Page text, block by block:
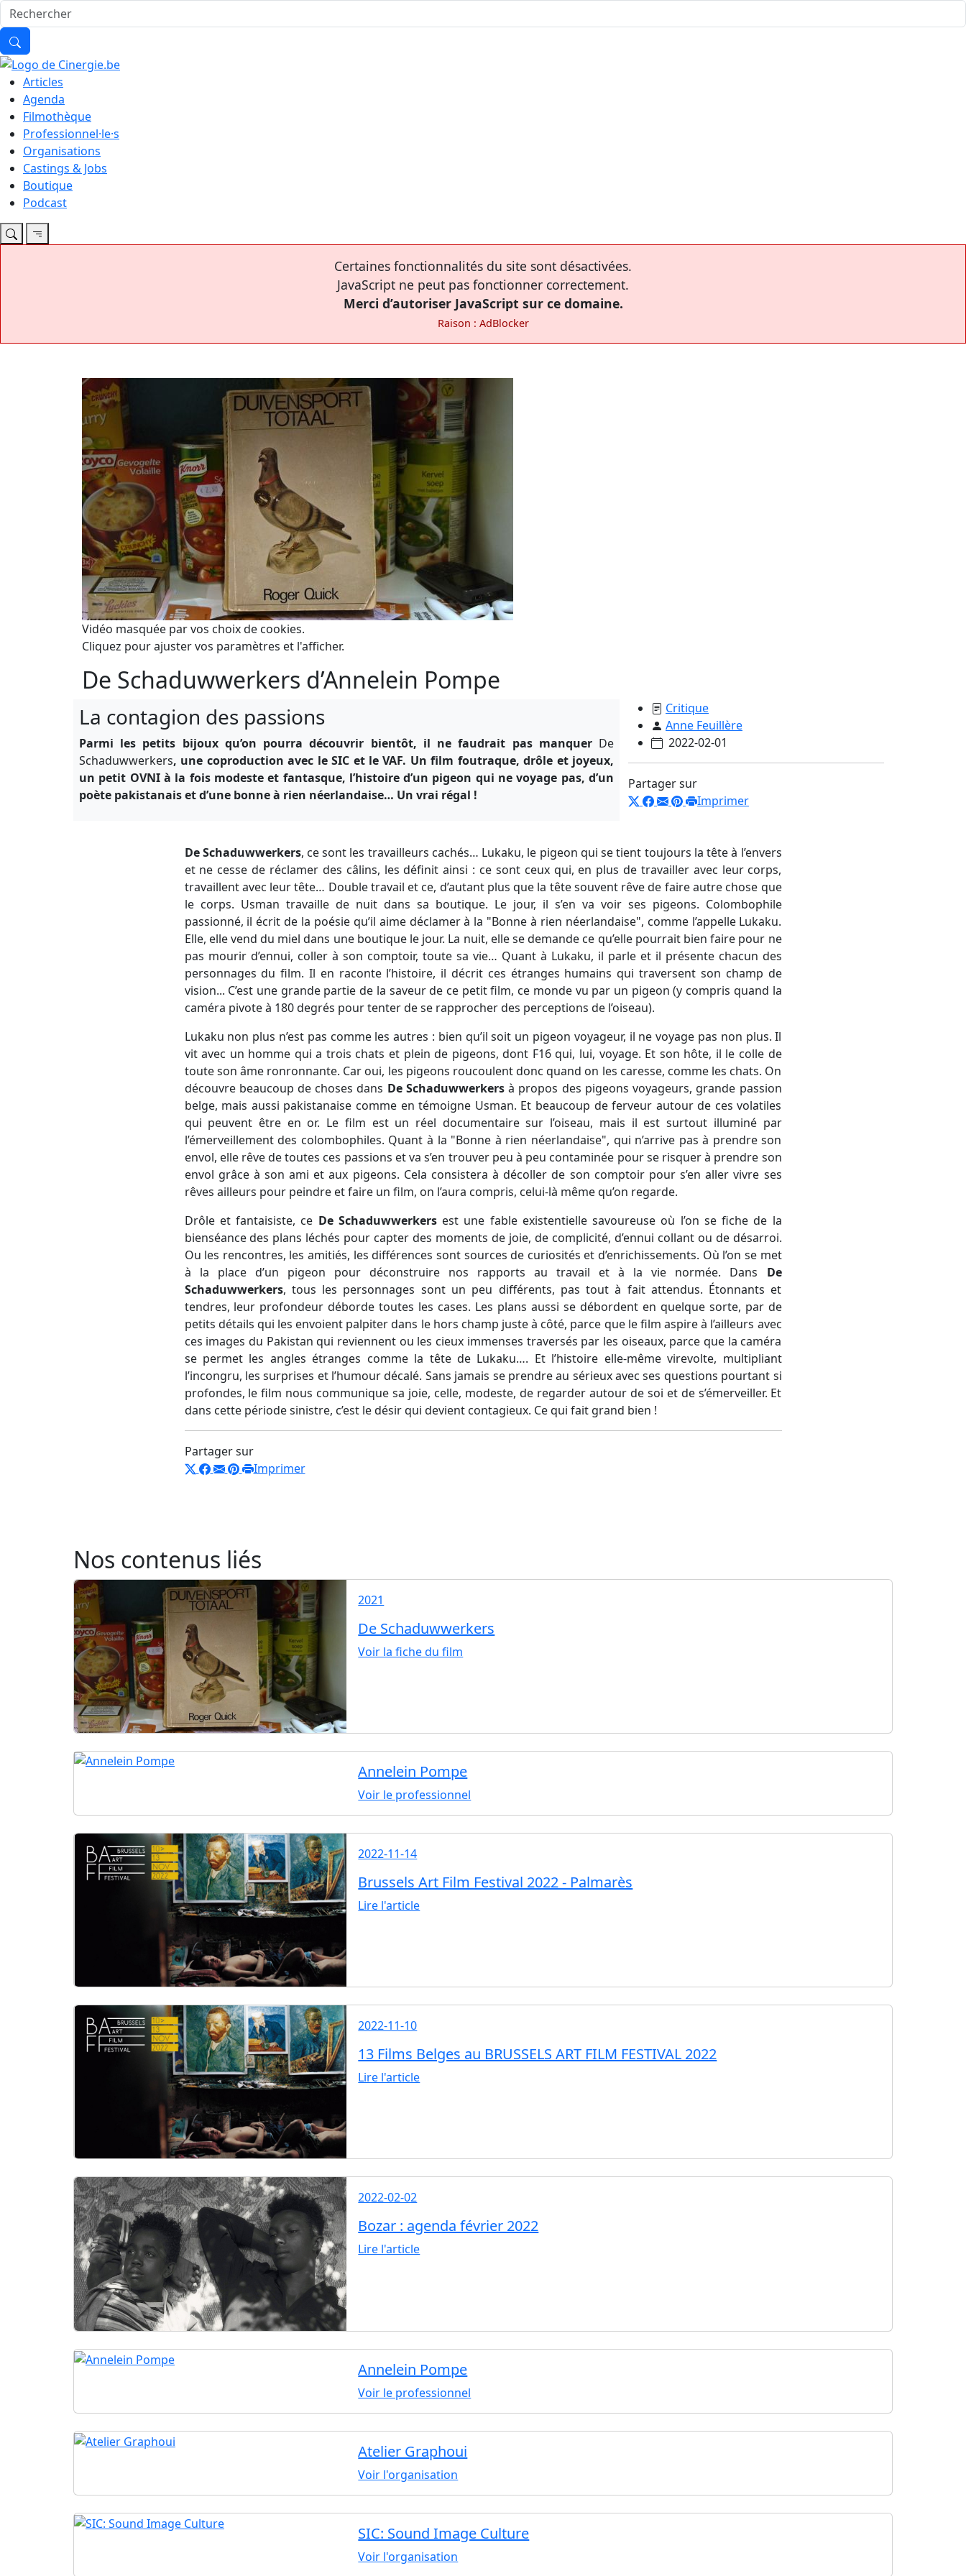
Articles
Agenda
Filmothèque
Professionnel·le·s
Organisations
Castings & Jobs
Boutique
Podcast
Certaines fonctionnalités du site sont désactivées.
JavaScript ne peut pas fonctionner correctement.
Merci d’autoriser JavaScript sur ce domaine.
Raison : AdBlocker
Vidéo masquée par vos choix de cookies.
Cliquez pour ajuster vos paramètres et l'afficher.
De Schaduwwerkers d’Annelein Pompe
La contagion des passions
Parmi les petits bijoux qu’on pourra découvrir bientôt, il ne faudrait pas manquer De
Schaduwwerkers, une coproduction avec le SIC et le VAF. Un film foutraque, drôle et joyeux,
un petit OVNI à la fois modeste et fantasque, l’histoire d’un pigeon qui ne voyage pas, d’un
poète pakistanais et d’une bonne à rien néerlandaise… Un vrai régal !
Critique
Anne Feuillère
2022-02-01
Partager sur
Imprimer
De Schaduwwerkers, ce sont les travailleurs cachés… Lukaku, le pigeon qui se tient toujours la tête à l’envers
et ne cesse de réclamer des câlins, les définit ainsi : ce sont ceux qui, en plus de travailler avec leur corps,
travaillent avec leur tête… Double travail et ce, d’autant plus que la tête souvent rêve de faire autre chose que
le corps. Usman travaille de nuit dans sa boutique. Le jour, il s’en va voir ses pigeons. Colombophile
passionné, il écrit de la poésie qu’il aime déclamer à la "Bonne à rien néerlandaise", comme l’appelle Lukaku.
Elle, elle vend du miel dans une boutique le jour. La nuit, elle se demande ce qu’elle pourrait bien faire pour ne
pas mourir d’ennui, coller à son comptoir, toute sa vie… Quant à Lukaku, il parle et il présente chacun des
personnages du film. Il en raconte l’histoire, il décrit ces étranges humains qui traversent son champ de
vision... C’est une grande partie de la saveur de ce petit film, ce monde vu par un pigeon (y compris quand la
caméra pivote à 180 degrés pour tenter de se rapprocher des perceptions de l’oiseau).
Lukaku non plus n’est pas comme les autres : bien qu’il soit un pigeon voyageur, il ne voyage pas non plus. Il
vit avec un homme qui a trois chats et plein de pigeons, dont F16 qui, lui, voyage. Et son hôte, il le colle de
toute son âme ronronnante. Car oui, les pigeons roucoulent donc quand on les caresse, comme les chats. On
découvre beaucoup de choses dans De Schaduwwerkersà propos des pigeons voyageurs, grande passion
belge, mais aussi pakistanaise comme en témoigne Usman. Et beaucoup de ferveur autour de ces volatiles
qui peuvent être en or. Le film est un réel documentaire sur l’oiseau, mais il est surtout illuminé par
l’émerveillement des colombophiles. Quant à la "Bonne à rien néerlandaise", qui n’arrive pas à prendre son
envol, elle rêve de toutes ces passions et va s’en trouver peu à peu contaminée pour se risquer à prendre son
envol grâce à son ami et aux pigeons. Cela consistera à décoller de son comptoir pour s’en aller vivre ses
rêves ailleurs pour peindre et faire un film, on l’aura compris, celui-là même qu’on regarde.
Drôle et fantaisiste, ce De Schaduwwerkersest une fable existentielle savoureuse où l’on se fiche de la
bienséance des plans léchés pour capter des moments de joie, de complicité, d’ennui collant ou de désarroi.
Ou les rencontres, les amitiés, les différences sont sources de curiosités et d’enrichissements. Où l’on se met
à la place d’un pigeon pour déconstruire nos rapports au travail et à la vie normée. Dans De
Schaduwwerkers, tous les personnages sont un peu différents, pas tout à fait attendus. Étonnants et
tendres, leur profondeur déborde toutes les cases. Les plans aussi se débordent en quelque sorte, par de
petits détails qui les envoient palpiter dans le hors champ juste à côté, parce que le film aspire à l’ailleurs avec
ces images du Pakistan qui reviennent ou les cieux immenses traversés par les oiseaux, parce que la caméra
se permet les angles étranges comme la tête de Lukaku…. Et l’histoire elle-même virevolte, multipliant
l’incongru, les surprises et l’humour décalé. Sans jamais se prendre au sérieux avec ses questions pourtant si
profondes, le film nous communique sa joie, celle, modeste, de regarder autour de soi et de s’émerveiller. Et
dans cette période sinistre, c’est le désir qui devient contagieux. Ce qui fait grand bien !
Partager sur
Imprimer
Nos contenus liés
2021
De Schaduwwerkers
Voir la fiche du film
Annelein Pompe
Voir le professionnel
2022-11-14
Brussels Art Film Festival 2022 - Palmarès
Lire l'article
2022-11-10
13 Films Belges au BRUSSELS ART FILM FESTIVAL 2022
Lire l'article
2022-02-02
Bozar : agenda février 2022
Lire l'article
Annelein Pompe
Voir le professionnel
Atelier Graphoui
Voir l'organisation
SIC: Sound Image Culture
Voir l'organisation